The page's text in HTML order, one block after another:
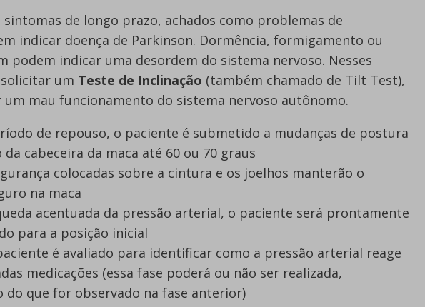
sintomas de longo prazo, achados como problemas de
indicar doença de Parkinson. Dormência, formigamento ou
podem indicar uma desordem do sistema nervoso. Nesses
um Teste de Inclinação (também chamado de Tilt Test),
um mau funcionamento do sistema nervoso autônomo.
de repouso, o paciente é submetido a mudanças de postura
da cabeceira da maca até 60 ou 70 graus
colocadas sobre a cintura e os joelhos manterão o
na maca
acentuada da pressão arterial, o paciente será prontamente
para a posição inicial
é avaliado para identificar como a pressão arterial reage
medicações (essa fase poderá ou não ser realizada,
do que for observado na fase anterior)